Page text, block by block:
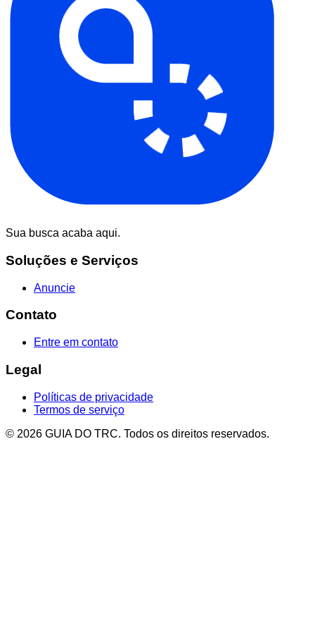
Sua busca acaba aqui.
Soluções e Serviços
Anuncie
Contato
Entre em contato
Legal
Políticas de privacidade
Termos de serviço
© 2026 GUIA DO TRC. Todos os direitos reservados.